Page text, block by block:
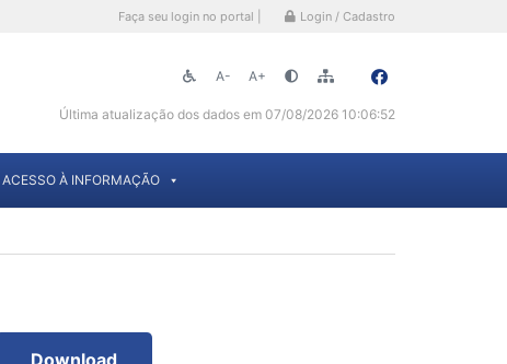
Faça seu login no portal | Login / Cadastro
A- A+
Última atualização dos dados em 07/08/2026 10:06:52
ACESSO À INFORMAÇÃO
Download